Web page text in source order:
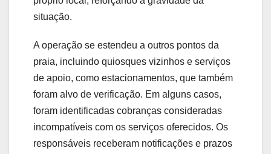
situação.
A operação se estendeu a outros pontos da
praia, incluindo quiosques vizinhos e serviços
de apoio, como estacionamentos, que também
foram alvo de verificação. Em alguns casos,
foram identificadas cobranças consideradas
incompatíveis com os serviços oferecidos. Os
responsáveis receberam notificações e prazos